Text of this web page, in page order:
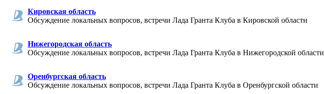
Кировская область
Обсуждение локальных вопросов, встречи Лада Гранта Клуба в Кировской области
Нижегородская область
Обсуждение локальных вопросов, встречи Лада Гранта Клуба в Нижегородской области
Оренбургская область
Обсуждение локальных вопросов, встречи Лада Гранта Клуба в Оренбургской области